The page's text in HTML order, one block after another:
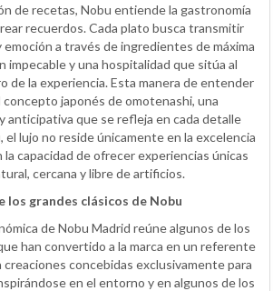
de recetas, Nobu entiende la gastronomía
recuerdos. Cada plato busca transmitir
a través de ingredientes de máxima
impecable y una hospitalidad que sitúa al
de la experiencia. Esta manera de entender
concepto japonés de omotenashi, una
anticipativa que se refleja en cada detalle
el lujo no reside únicamente en la excelencia
capacidad de ofrecer experiencias únicas
cercana y libre de artificios.
los grandes clásicos de Nobu
de Nobu Madrid reúne algunos de los
han convertido a la marca en un referente
concebidas exclusivamente para
en el entorno y en algunos de los